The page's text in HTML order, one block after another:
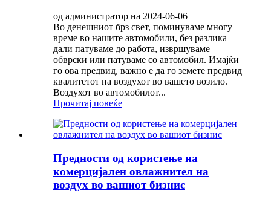
од администратор на 2024-06-06
Во денешниот брз свет, поминуваме многу
време во нашите автомобили, без разлика
дали патуваме до работа, извршуваме
обврски или патуваме со автомобил. Имајќи
го ова предвид, важно е да го земете предвид
квалитетот на воздухот во вашето возило.
Воздухот во автомобилот...
Прочитај повеќе
Предности од користење на
комерцијален овлажнител на
воздух во вашиот бизнис